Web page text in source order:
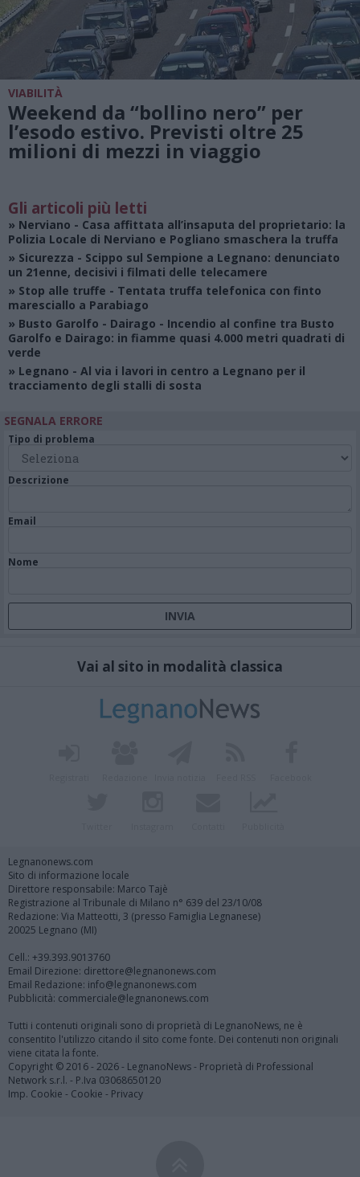
VIABILITÀ
Weekend da “bollino nero” per
l’esodo estivo. Previsti oltre 25
milioni di mezzi in viaggio
Gli articoli più letti
» Nerviano - Casa affittata all’insaputa del proprietario: la
Polizia Locale di Nerviano e Pogliano smaschera la truffa
» Sicurezza - Scippo sul Sempione a Legnano: denunciato
un 21enne, decisivi i filmati delle telecamere
» Stop alle truffe - Tentata truffa telefonica con finto
maresciallo a Parabiago
» Busto Garolfo - Dairago - Incendio al confine tra Busto
Garolfo e Dairago: in fiamme quasi 4.000 metri quadrati di
verde
» Legnano - Al via i lavori in centro a Legnano per il
tracciamento degli stalli di sosta
SEGNALA ERRORE
Tipo di problema
Descrizione
Email
Nome
Vai al sito in modalità classica
Legnanonews.com
Sito di informazione locale
Direttore responsabile: Marco Tajè
Registrazione al Tribunale di Milano n° 639 del 23/10/08
Redazione: Via Matteotti, 3 (presso Famiglia Legnanese)
20025 Legnano (MI)
Cell.: +39.393.9013760
Email Direzione: direttore@legnanonews.com
Email Redazione: info@legnanonews.com
Pubblicità: commerciale@legnanonews.com
Tutti i contenuti originali sono di proprietà di LegnanoNews, ne è
consentito l'utilizzo citando il sito come fonte. Dei contenuti non originali
viene citata la fonte.
Copyright © 2016 - 2026 - LegnanoNews - Proprietà di Professional
Network s.r.l. - P.Iva 03068650120
Imp. Cookie - Cookie - Privacy